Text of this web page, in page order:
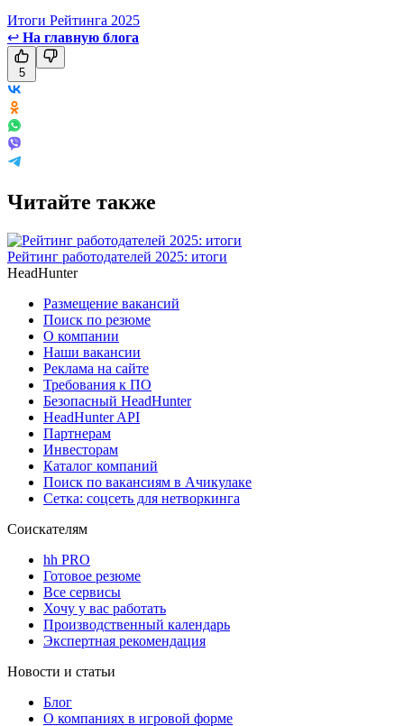
Итоги Рейтинга 2025
↩ На главную блога
5
Читайте также
Рейтинг работодателей 2025: итоги
HeadHunter
Размещение вакансий
Поиск по резюме
О компании
Наши вакансии
Реклама на сайте
Требования к ПО
Безопасный HeadHunter
HeadHunter API
Партнерам
Инвесторам
Каталог компаний
Поиск по вакансиям в Ачикулаке
Сетка: соцсеть для нетворкинга
Соискателям
hh PRO
Готовое резюме
Все сервисы
Хочу у вас работать
Производственный календарь
Экспертная рекомендация
Новости и статьи
Блог
О компаниях в игровой форме